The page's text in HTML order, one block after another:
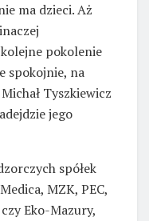
ma dzieci. Aż
pokolenie
spokojnie, na
Tyszkiewicz
jego
spółek
MZK, PEC,
Eko-Mazury,